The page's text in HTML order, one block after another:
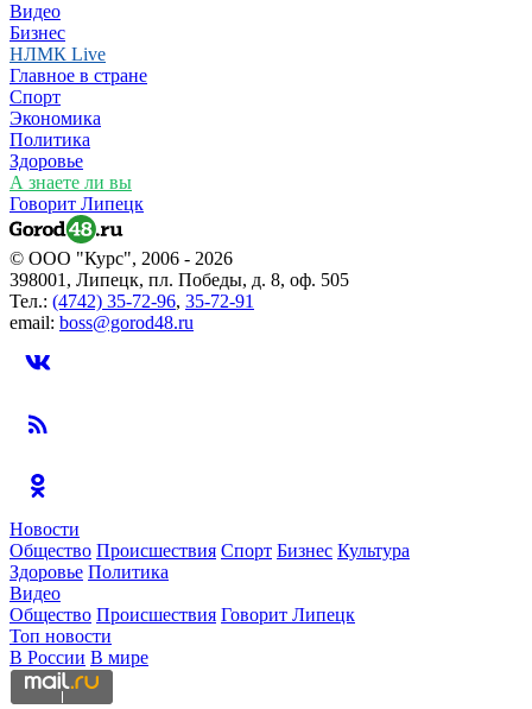
Видео
Бизнес
НЛМК Live
Главное в стране
Спорт
Экономика
Политика
Здоровье
А знаете ли вы
Говорит Липецк
© ООО "Курс", 2006 - 2026
398001, Липецк, пл. Победы, д. 8, оф. 505
Тел.: (4742) 35-72-96, 35-72-91
email: boss@gorod48.ru
Новости
Общество Происшествия Спорт Бизнес Культура
Здоровье Политика
Видео
Общество Происшествия Говорит Липецк
Топ новости
В России В мире